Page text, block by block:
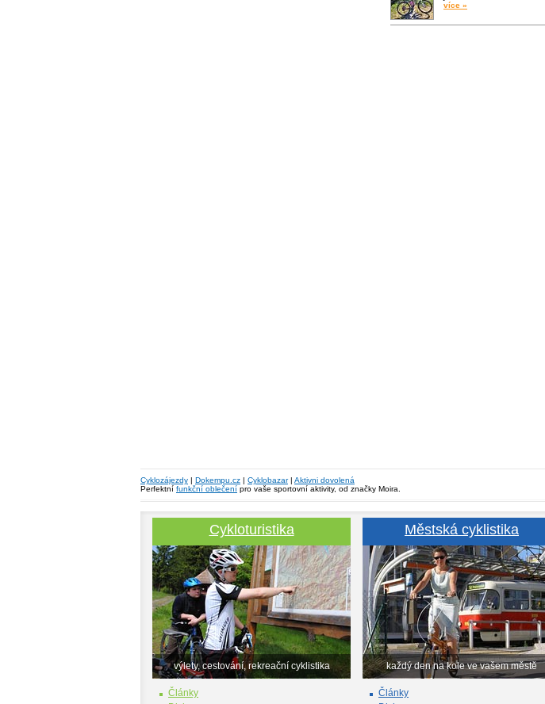
více »
Cyklozájezdy | Dokempu.cz | Cyklobazar| Aktivni dovolená
Perfektní funkční oblečení pro vaše sportovní aktivity, od značky Moira.
Cykloturistika
výlety, cestování, rekreační cyklistika
Články
Městská cyklistika
každý den na kole ve vašem městě
Články